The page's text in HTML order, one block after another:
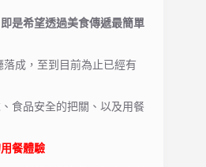
是希望透過美食傳遞最簡單
成，至到目前為止已經有
食品安全的把關、以及用餐
餐體驗